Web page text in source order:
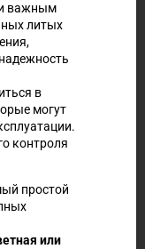
важным
литых
в
могут
контроля
простой
или